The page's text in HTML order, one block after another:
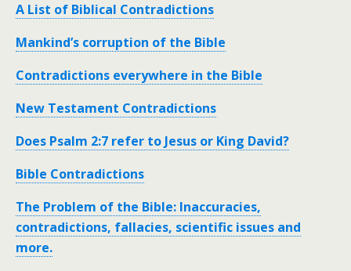
A List of Biblical Contradictions
Mankind’s corruption of the Bible
Contradictions everywhere in the Bible
New Testament Contradictions
Does Psalm 2:7 refer to Jesus or King David?
Bible Contradictions
The Problem of the Bible: Inaccuracies,
contradictions, fallacies, scientific issues and
more.